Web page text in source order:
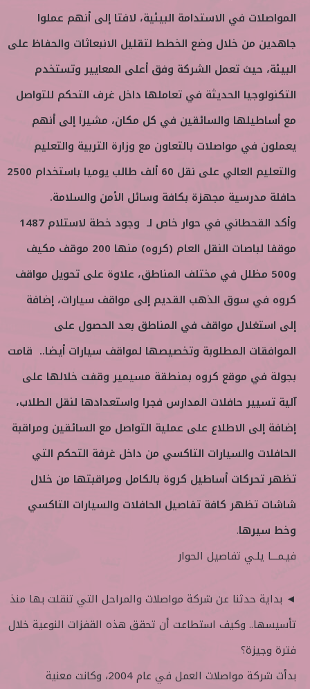
المواصلات في الاستدامة البيئية، لافتا إلى أنهم عملوا
جاهدين من خلال وضع الخطط لتقليل الانبعاثات والحفاظ على
البيئة، حيث تعمل الشركة وفق أعلى المعايير وتستخدم
التكنولوجيا الحديثة في تعاملها داخل غرف التحكم للتواصل
مع أساطيلها والسائقين في كل مكان، مشيرا إلى أنهم
يعملون في مواصلات بالتعاون مع وزارة التربية والتعليم
والتعليم العالي على نقل 60 ألف طالب يوميا باستخدام 2500
حافلة مدرسية مجهزة بكافة وسائل الأمن والسلامة.
وأكد القحطاني في حوار خاص لـ وجود خطة لاستلام 1487
موقفا لباصات النقل العام (كروه) منها 200 موقف مكيف
و500 مظلل في مختلف المناطق، علاوة على تحويل مواقف
كروه في سوق الذهب القديم إلى مواقف سيارات، إضافة
إلى استغلال مواقف في المناطق بعد الحصول على
الموافقات المطلوبة وتخصيصها لمواقف سيارات أيضا.. قامت
بجولة في موقع كروه بمنطقة مسيمير وقفت خلالها على
آلية تسيير حافلات المدارس فجرا واستعدادها لنقل الطلاب،
إضافة إلى الاطلاع على عملية التواصل مع السائقين ومراقبة
الحافلات والسيارات التاكسي من داخل غرفة التحكم التي
تظهر تحركات أساطيل كروة بالكامل ومراقبتها من خلال
شاشات تظهر كافة تفاصيل الحافلات والسيارات التاكسي
وخط سيرها.
فيـمـــا يلـي تفاصيل الحوار
◄ بداية حدثنا عن شركة مواصلات والمراحل التي تنقلت بها منذ
تأسيسها.. وكيف استطاعت أن تحقق هذه القفزات النوعية خلال
فترة وجيزة؟
بدأت شركة مواصلات العمل في عام 2004، وكانت معنية